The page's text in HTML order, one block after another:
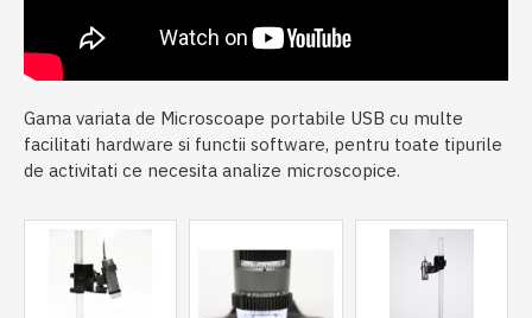
Gama variata de Microscoape portabile USB cu multe
facilitati hardware si functii software, pentru toate tipurile
de activitati ce necesita analize microscopice.